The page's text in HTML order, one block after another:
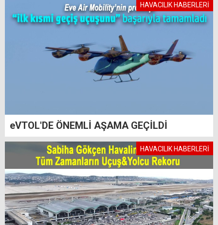
HAVACILIK HABERLERİ
eVTOL'DE ÖNEMLİ AŞAMA GEÇİLDİ
HAVACILIK HABERLERİ